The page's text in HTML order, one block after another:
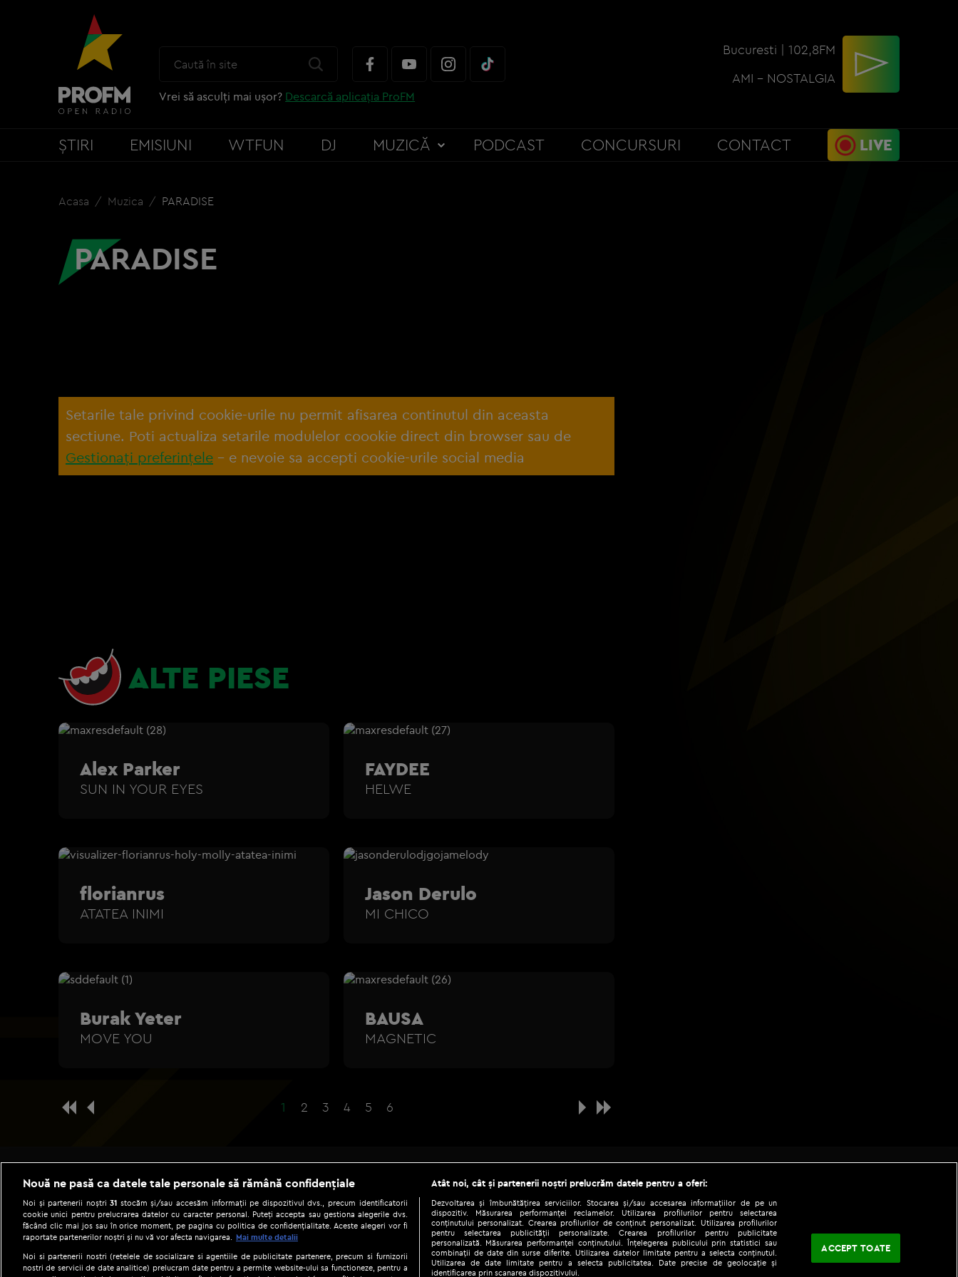
Vrei să asculți mai ușor? Descarcă aplicația ProFM
Bucuresti | 102,8FM
AMI - NOSTALGIA
ȘTIRI EMISIUNI WTFUN DJ MUZICĂ PODCAST CONCURSURI CONTACT LIVE
Acasa Muzica PARADISE
PARADISE
Setarile tale privind cookie-urile nu permit afisarea continutul din aceasta
sectiune. Poti actualiza setarile modulelor coookie direct din browser sau de
Gestionați preferințele – e nevoie sa accepti cookie-urile social media
ALTE PIESE
Alex Parker
SUN IN YOUR EYES
FAYDEE
HELWE
florianrus
ATATEA INIMI
Jason Derulo
MI CHICO
Burak Yeter
MOVE YOU
BAUSA
MAGNETIC
1 2 3 4 5 6
Be social
Copyright © 2026 / DIGI ROMANIA S.A.
Nouă ne pasă ca datele tale personale să rămână confidențiale
Noi și partenerii noștri31 stocăm și/sau accesăm informații pe dispozitivul dvs., precum identificatorii
cookie unici pentru prelucrarea datelor cu caracter personal. Puteți accepta sau gestiona alegerile dvs.
făcând clic mai jos sau în orice moment, pe pagina cu politica de confidențialitate. Aceste alegeri vor fi
raportate partenerilor noștri și nu vă vor afecta navigarea.
Mai multe detalii
Noi si partenerii nostri (retelele de socializare si agentiile de publicitate partenere, precum si furnizorii
nostri de servicii de date analitice) prelucram date pentru a permite website-ului sa functioneze, pentru a
Atât noi, cât și partenerii noștri prelucrăm datele pentru a oferi:
Dezvoltarea și îmbunătățirea serviciilor. Stocarea și/sau accesarea informațiilor de pe un
dispozitiv. Măsurarea performanței reclamelor. Utilizarea profilurilor pentru selectarea
conținutului personalizat. Crearea profilurilor de conținut personalizat. Utilizarea profilurilor
pentru selectarea publicității personalizate. Crearea profilurilor pentru publicitate
personalizată. Măsurarea performanței conținutului. Înțelegerea publicului prin statistici sau
combinații de date din surse diferite. Utilizarea datelor limitate pentru a selecta conținutul.
Utilizarea de date limitate pentru a selecta publicitatea. Date precise de geolocație și
identificarea prin scanarea dispozitivului.
ACCEPT TOATE